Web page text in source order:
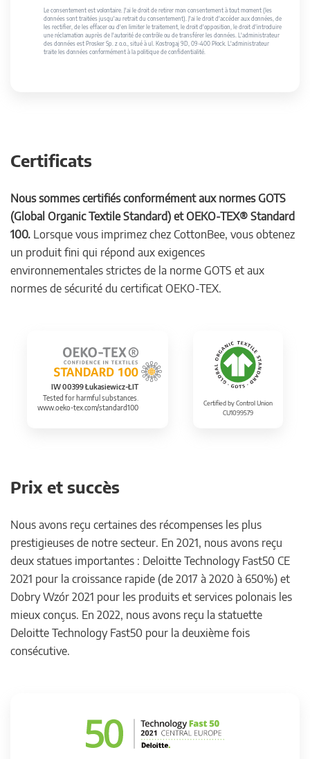
Le consentement est volontaire. J'ai le droit de retirer mon consentement à tout moment (les
données sont traitées jusqu'au retrait du consentement). J'ai le droit d'accéder aux données, de
les rectifier, de les effacer ou d'en limiter le traitement, le droit d'opposition, le droit d'introduire
une réclamation auprès de l'autorité de contrôle ou de transférer les données. L'administrateur
des données est Prosker Sp. z o.o., situé à ul. Kostrogaj 9D, 09-400 Płock. L'administrateur
traite les données conformément à la politique de confidentialité.
Certificats
Nous sommes certifiés conformément aux normes GOTS
(Global Organic Textile Standard) et OEKO-TEX® Standard
100. Lorsque vous imprimez chez CottonBee, vous obtenez
un produit fini qui répond aux exigences
environnementales strictes de la norme GOTS et aux
normes de sécurité du certificat OEKO-TEX.
IW 00399 Łukasiewicz-ŁIT
Tested for harmful substances.
www.oeko-tex.com/standard100
Certified by Control Union
CU1099579
Prix et succès
Nous avons reçu certaines des récompenses les plus
prestigieuses de notre secteur. En 2021, nous avons reçu
deux statues importantes : Deloitte Technology Fast50 CE
2021 pour la croissance rapide (de 2017 à 2020 à 650%) et
Dobry Wzór 2021 pour les produits et services polonais les
mieux conçus. En 2022, nous avons reçu la statuette
Deloitte Technology Fast50 pour la deuxième fois
consécutive.